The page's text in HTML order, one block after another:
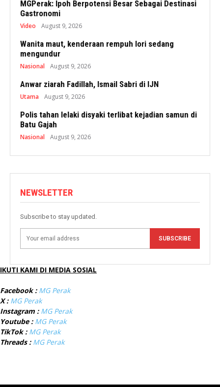
MGPerak: Ipoh Berpotensi Besar Sebagai Destinasi
Gastronomi
Video August 9, 2026
Wanita maut, kenderaan rempuh lori sedang
mengundur
Nasional August 9, 2026
Anwar ziarah Fadillah, Ismail Sabri di IJN
Utama August 9, 2026
Polis tahan lelaki disyaki terlibat kejadian samun di
Batu Gajah
Nasional August 9, 2026
NEWSLETTER
Subscribe to stay updated.
SUBSCRIBE
IKUTI KAMI DI MEDIA SOSIAL
Facebook : MG Perak
X : MG Perak
Instagram : MG Perak
Youtube : MG Perak
TikTok : MG Perak
Threads : MG Perak